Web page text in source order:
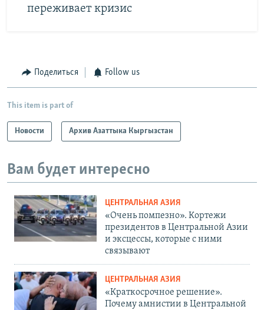
переживает кризис
Поделиться Follow us
This item is part of
Новости Архив Азаттыка Кыргызстан
Вам будет интересно
ЦЕНТРАЛЬНАЯ АЗИЯ
«Очень помпезно». Кортежи
президентов в Центральной Азии
и эксцессы, которые с ними
связывают
ЦЕНТРАЛЬНАЯ АЗИЯ
«Краткосрочное решение».
Почему амнистии в Центральной